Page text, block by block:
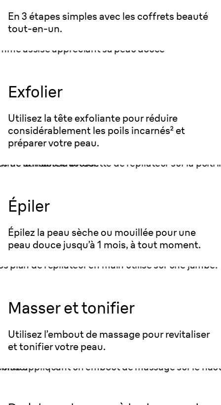
En 3 étapes simples avec les coffrets beauté
tout-en-un.
Exfolier
Utilisez la tête exfoliante pour réduire
considérablement les poils incarnés² et
préparer votre peau.
Épiler
Épilez la peau sèche ou mouillée pour une
peau douce jusqu’à 1 mois, à tout moment.
Masser et tonifier
Utilisez l’embout de massage pour revitaliser
et tonifier votre peau.